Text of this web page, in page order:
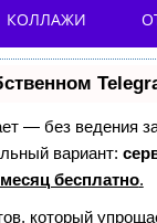
КОЛЛАЖИ
— без ведения
вариант:
бесплатно.
который